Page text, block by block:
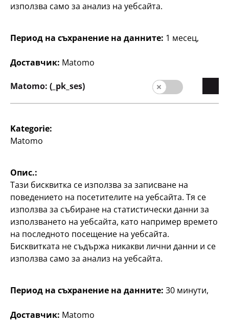
Бутилка с винт
Валутен курс
1 EUR = 1.95583 BGN.
кариера
използва само за анализ на уебсайта.
Период на съхранение на данните: 1 месец,
Доставчик: Matomo
Matomo: (_pk_ses)
Kategorie:
Matomo
Опис.:
Тази бисквитка се използва за записване на
поведението на посетителите на уебсайта. Тя се
използва за събиране на статистически данни за
използването на уебсайта, като например времето
на последното посещение на уебсайта.
Бисквитката не съдържа никакви лични данни и се
използва само за анализ на уебсайта.
Период на съхранение на данните: 30 минути,
Доставчик: Matomo